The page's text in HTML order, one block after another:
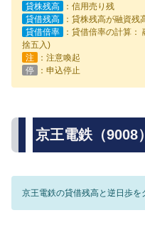
貸株残高
：信用売り残
貸借残高
：貸株残高が融資残
貸借倍率
：貸借倍率の計算：
捨五入)
注
：注意喚起
停
：申込停止
京王電鉄（9008
京王電鉄の貸借残高と逆日歩を